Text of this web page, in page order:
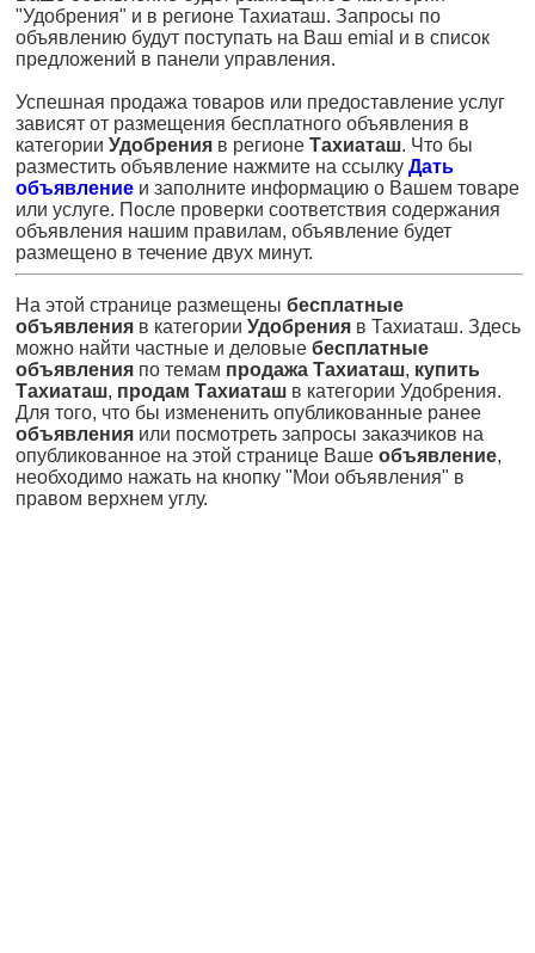
"Удобрения" и в регионе Тахиаташ. Запросы по
объявлению будут поступать на Ваш emial и в список
предложений в панели управления.
Успешная продажа товаров или предоставление услуг
зависят от размещения бесплатного объявления в
категории Удобрения в регионе Тахиаташ. Что бы
разместить объявление нажмите на ссылку Дать
объявление и заполните информацию о Вашем товаре
или услуге. После проверки соответствия содержания
объявления нашим правилам, объявление будет
размещено в течение двух минут.
На этой странице размещены бесплатные
объявления в категории Удобрения в Тахиаташ. Здесь
можно найти частные и деловые бесплатные
объявления по темам продажа Тахиаташ, купить
Тахиаташ, продам Тахиаташ в категории Удобрения.
Для того, что бы измененить опубликованные ранее
объявления или посмотреть запросы заказчиков на
опубликованное на этой странице Ваше объявление,
необходимо нажать на кнопку "Мои объявления" в
правом верхнем углу.